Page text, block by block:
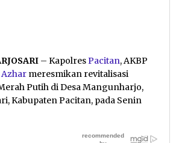
– KapolresPacitan, AKBP
meresmikan revitalisasi
Putih di Desa Mangunharjo,
Kabupaten Pacitan, pada Senin